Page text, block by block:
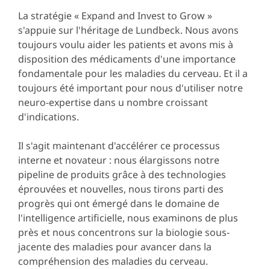
La stratégie « Expand and Invest to Grow »
s'appuie sur l'héritage de Lundbeck. Nous avons
toujours voulu aider les patients et avons mis à
disposition des médicaments d'une importance
fondamentale pour les maladies du cerveau. Et il a
toujours été important pour nous d'utiliser notre
neuro-expertise dans u nombre croissant
d'indications.
Il s'agit maintenant d'accélérer ce processus
interne et novateur : nous élargissons notre
pipeline de produits grâce à des technologies
éprouvées et nouvelles, nous tirons parti des
progrès qui ont émergé dans le domaine de
l'intelligence artificielle, nous examinons de plus
près et nous concentrons sur la biologie sous-
jacente des maladies pour avancer dans la
compréhension des maladies du cerveau.